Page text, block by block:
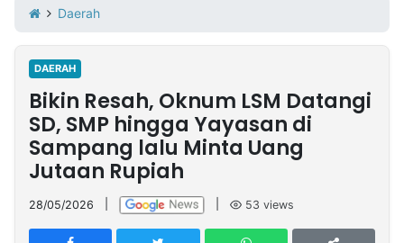
Iklan
Berita
Kami
Nasional
International
Olahraga
Entertainment
Daerah
Pariwisata
Kuliner
Kolom
Network
PT
TREETAN
Daerah
DAERAH
Bikin Resah, Oknum LSM Datangi
SD, SMP hingga Yayasan di
Sampang lalu Minta Uang
Jutaan Rupiah
28/05/2026 53 views